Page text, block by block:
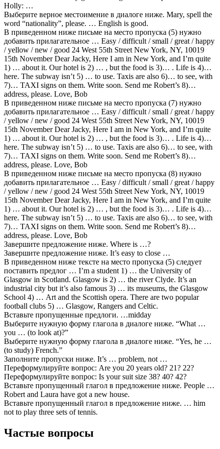
Holly: …
Выберите верное местоимение в диалоге ниже. Mary, spell the
word “nationality”, please. … English is good.
В приведенном ниже письме на место пропуска (5) нужно
добавить прилагательное … Easy / difficult / small / great / happy
/ yellow / new / good 24 West 55th Street New York, NY, 10019
15th November Dear Jacky, Here I am in New York, and I’m quite
1) … about it. Our hotel is 2) … , but the food is 3)… . Life is 4)…
here. The subway isn’t 5) … to use. Taxis are also 6)… to see, with
7)… TAXI signs on them. Write soon. Send me Robert’s 8)…
address, please. Love, Bob
В приведенном ниже письме на место пропуска (7) нужно
добавить прилагательное … Easy / difficult / small / great / happy
/ yellow / new / good 24 West 55th Street New York, NY, 10019
15th November Dear Jacky, Here I am in New York, and I’m quite
1) … about it. Our hotel is 2) … , but the food is 3)… . Life is 4)…
here. The subway isn’t 5) … to use. Taxis are also 6)… to see, with
7)… TAXI signs on them. Write soon. Send me Robert’s 8)…
address, please. Love, Bob
В приведенном ниже письме на место пропуска (8) нужно
добавить прилагательное … Easy / difficult / small / great / happy
/ yellow / new / good 24 West 55th Street New York, NY, 10019
15th November Dear Jacky, Here I am in New York, and I’m quite
1) … about it. Our hotel is 2) … , but the food is 3)… . Life is 4)…
here. The subway isn’t 5) … to use. Taxis are also 6)… to see, with
7)… TAXI signs on them. Write soon. Send me Robert’s 8)…
address, please. Love, Bob
Завершите предложение ниже. Where is …?
Завершите предложение ниже. It’s easy to close …
В приведенном ниже тексте на место пропуска (5) следует
поставить предлог … I’m a student 1) … the University of
Glasgow in Scotland. Glasgow is 2) … the river Clyde. It’s an
industrial city but it’s also famous 3) … its museums, the Glasgow
School 4) … Art and the Scottish opera. There are two popular
football clubs 5) … Glasgow, Rangers and Celtic.
Вставьте пропущенные предлоги. …midday
Выберите нужную форму глагола в диалоге ниже. “What …
you … (to look at)?”
Выберите нужную форму глагола в диалоге ниже. “Yes, he …
(to study) French.”
Заполните пропуски ниже. It’s … problem, not …
Переформулируйте вопрос: Are you 20 years old? 21? 22?
Переформулируйте вопрос: Is your suit size 38? 40? 42?
Вставьте пропущенный глагол в предложение ниже. People …
Robert and Laura have got a new house.
Вставьте пропущенный глагол в предложение ниже. … him
not to play three sets of tennis.
Частые вопросы